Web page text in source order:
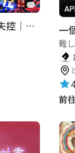
圓山月夜-羊群的失控｜圓山飯店 ARG實境解謎遊戲
難
前